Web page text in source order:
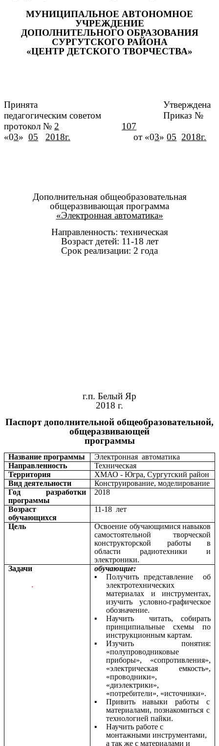
МУНИЦИПАЛЬНОЕ АВТОНОМНОЕ
УЧРЕЖДЕНИЕ
ДОПОЛНИТЕЛЬНОГО ОБРАЗОВАНИЯ
СУРГУТСКОГО РАЙОНА
«ЦЕНТР ДЕТСКОГО ТВОРЧЕСТВА»
Принята
педагогическим советом
протокол № 2
«03» 05 2018г.
Утверждена
Приказ №
107
от «03»05 2018г.
Дополнительная общеобразовательная
общеразвивающая программа
«Электронная автоматика»
Направленность: техническая
Возраст детей: 11-18 лет
Срок реализации: 2 года
г.п. Белый Яр
2018 г.
Паспорт дополнительной общеобразовательной,
общеразвивающей
программы
Название программы
Электронная автоматика
Направленность
Техническая
Территория
ХМАО - Югра, Сургутский район
Вид деятельности
Конструирование, моделирование
Год разработки
программы
2018
Возраст
обучающихся
11-18 лет
Цель
Освоение обучающимися навыков
самостоятельной творческой
конструкторской работы в
области радиотехники и
электроники.
Задачи
.
обучающие:
Получить представление об
электротехнических
материалах и инструментах,
изучить условно-графическое
обозначение.
Научить читать, собирать
принципиальные схемы по
инструкционным картам.
Изучить понятия:
«полупроводниковые
приборы», «сопротивления»,
«электрическая емкость»,
«проводники»,
«диэлектрики»,
«потребители», «источники».
Привить навыки работы с
материалами, познакомиться с
технологией пайки.
Научить работе с
монтажными инструментами,
а так же с материалами и